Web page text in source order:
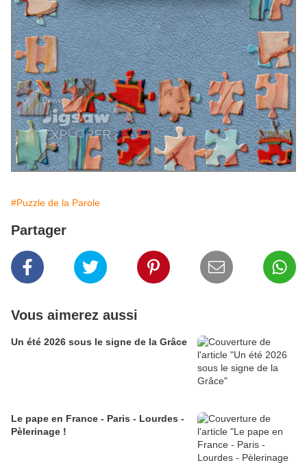
#Puzzle de la Parole
Partager
Vous aimerez aussi
Un été 2026 sous le signe de la Grâce
Le pape en France - Paris - Lourdes -
Pèlerinage !